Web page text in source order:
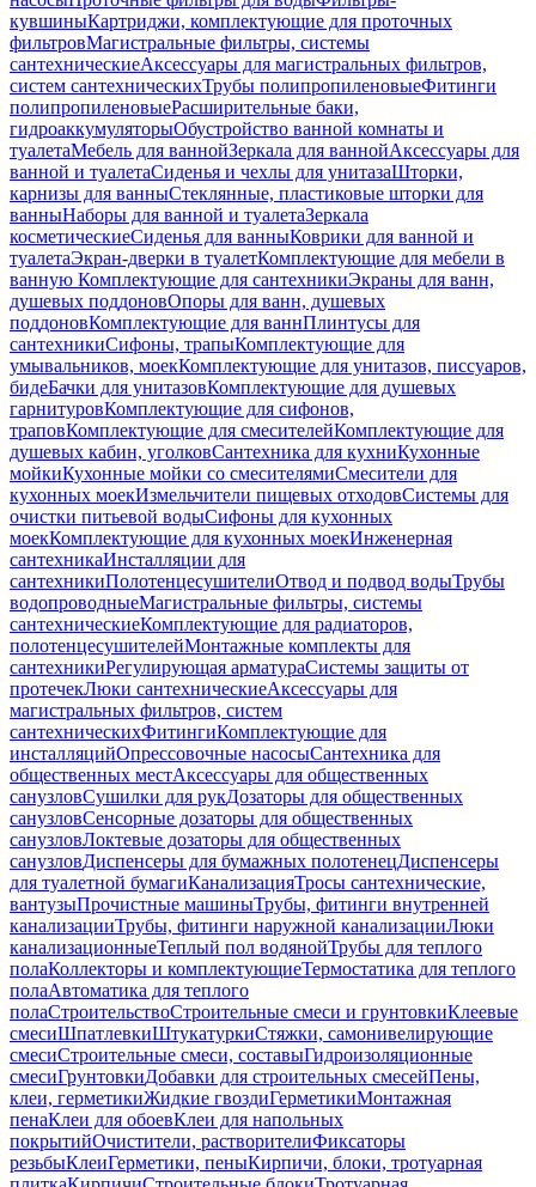
кувшиныКартриджи, комплектующие для проточных
фильтровМагистральные фильтры, системы
сантехническиеАксессуары для магистральных фильтров,
систем сантехническихТрубы полипропиленовыеФитинги
полипропиленовыеРасширительные баки,
гидроаккумуляторыОбустройство ванной комнаты и
туалетаМебель для ваннойЗеркала для ваннойАксессуары для
ванной и туалетаСиденья и чехлы для унитазаШторки,
карнизы для ванныСтеклянные, пластиковые шторки для
ванныНаборы для ванной и туалетаЗеркала
косметическиеСиденья для ванныКоврики для ванной и
туалетаЭкран-дверки в туалетКомплектующие для мебели в
ванную Комплектующие для сантехникиЭкраны для ванн,
душевых поддоновОпоры для ванн, душевых
поддоновКомплектующие для ваннПлинтусы для
сантехникиСифоны, трапыКомплектующие для
умывальников, моекКомплектующие для унитазов, писсуаров,
бидеБачки для унитазовКомплектующие для душевых
гарнитуровКомплектующие для сифонов,
траповКомплектующие для смесителейКомплектующие для
душевых кабин, уголковСантехника для кухниКухонные
мойкиКухонные мойки со смесителямиСмесители для
кухонных моекИзмельчители пищевых отходовСистемы для
очистки питьевой водыСифоны для кухонных
моекКомплектующие для кухонных моекИнженерная
сантехникаИнсталляции для
сантехникиПолотенцесушителиОтвод и подвод водыТрубы
водопроводныеМагистральные фильтры, системы
сантехническиеКомплектующие для радиаторов,
полотенцесушителейМонтажные комплекты для
сантехникиРегулирующая арматураСистемы защиты от
протечекЛюки сантехническиеАксессуары для
магистральных фильтров, систем
сантехническихФитингиКомплектующие для
инсталляцийОпрессовочные насосыСантехника для
общественных местАксессуары для общественных
санузловСушилки для рукДозаторы для общественных
санузловСенсорные дозаторы для общественных
санузловЛоктевые дозаторы для общественных
санузловДиспенсеры для бумажных полотенецДиспенсеры
для туалетной бумагиКанализацияТросы сантехнические,
вантузыПрочистные машиныТрубы, фитинги внутренней
канализацииТрубы, фитинги наружной канализацииЛюки
канализационныеТеплый пол водянойТрубы для теплого
полаКоллекторы и комплектующиеТермостатика для теплого
полаАвтоматика для теплого
полаСтроительствоСтроительные смеси и грунтовкиКлеевые
смесиШпатлевкиШтукатуркиСтяжки, самонивелирующие
смесиСтроительные смеси, составыГидроизоляционные
смесиГрунтовкиДобавки для строительных смесейПены,
клеи, герметикиЖидкие гвоздиГерметикиМонтажная
пенаКлеи для обоевКлеи для напольных
покрытийОчистители, растворителиФиксаторы
резьбыКлеиГерметики, пеныКирпичи, блоки, тротуарная